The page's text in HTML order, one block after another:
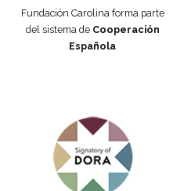
Fundación Carolina forma parte
del sistema de Cooperación
Española